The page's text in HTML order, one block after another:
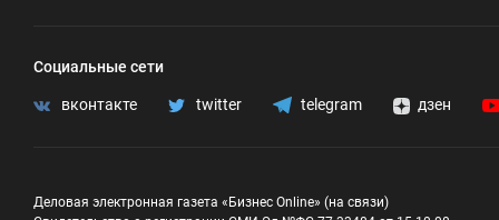
Социальные сети
вконтакте twitter telegram дзен
Деловая электронная газета «Бизнес Online» (на связи)